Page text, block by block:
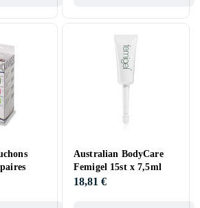
Australian BodyCare
Femigel 15st x 7,5ml
18,81 €